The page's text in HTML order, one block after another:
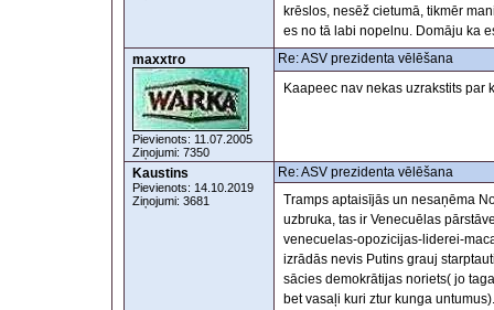
krēslos, nesēž cietumā, tikmēr
es no tā labi nopelnu. Domāju ka
maxxtro
Pievienots: 11.07.2005
Ziņojumi: 7350
Re: ASV prezidenta vēlēšana
Kaapeec nav nekas uzrakstits
Kaustins
Pievienots: 14.10.2019
Ziņojumi: 3681
Re: ASV prezidenta vēlēšana
Tramps aptaisījās un nesaņēma
uzbruka, tas ir Venecuēlas
venecuelas-opozicijas-liderei-
izrādās nevis Putins grauj
sācies demokrātijas noriets( jo
bet vasaļi kuri ztur kunga